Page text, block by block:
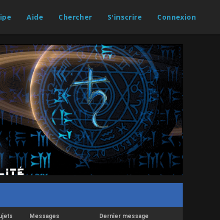
Aide Chercher S'inscrire Connexion
Messages Dernier message